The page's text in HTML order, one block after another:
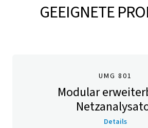
GEEIGNETE
UMG 801
Modular
Details